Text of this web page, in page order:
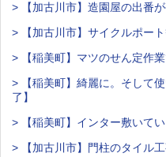
> 【加古川市】造園屋の出番
> 【加古川市】サイクルポー
> 【稲美町】マツのせん定作業
> 【稲美町】綺麗に。そして
了】
> 【稲美町】インター敷いて
> 【加古川市】門柱のタイル